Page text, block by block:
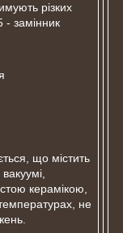
різких
замінник
що містить
вакуумі,
керамікою,
не